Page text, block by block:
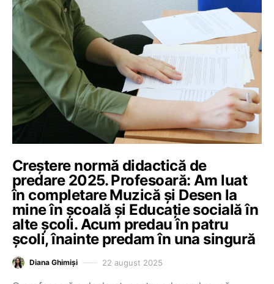
Creștere normă didactică de
predare 2025. Profesoară: Am luat
în completare Muzică și Desen la
mine în școală și Educație socială în
alte școli. Acum predau în patru
școli, înainte predam în una singură
Diana Ghimiși 22 august 2025